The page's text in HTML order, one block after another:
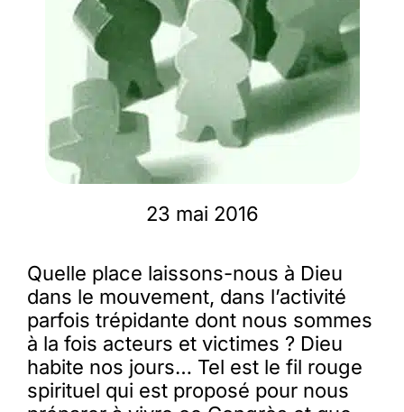
Membres
L’actu
Nous soutenir
23 mai 2016
Quelle place laissons-nous à Dieu
dans le mouvement, dans l’activité
parfois trépidante dont nous sommes
à la fois acteurs et victimes ? Dieu
habite nos jours… Tel est le fil rouge
spirituel qui est proposé pour nous